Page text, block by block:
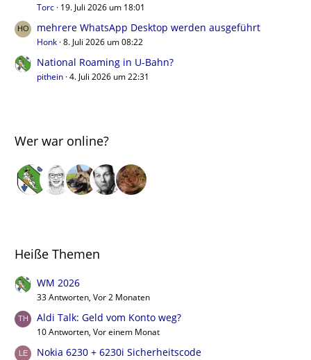
Torc 19. Juli 2026 um 18:01
mehrere WhatsApp Desktop werden ausgeführt
Honk 8. Juli 2026 um 08:22
National Roaming in U-Bahn?
pithein 4. Juli 2026 um 22:31
Wer war online?
Heiße Themen
WM 2026
33 Antworten, Vor 2 Monaten
Aldi Talk: Geld vom Konto weg?
10 Antworten, Vor einem Monat
Nokia 6230 + 6230i Sicherheitscode